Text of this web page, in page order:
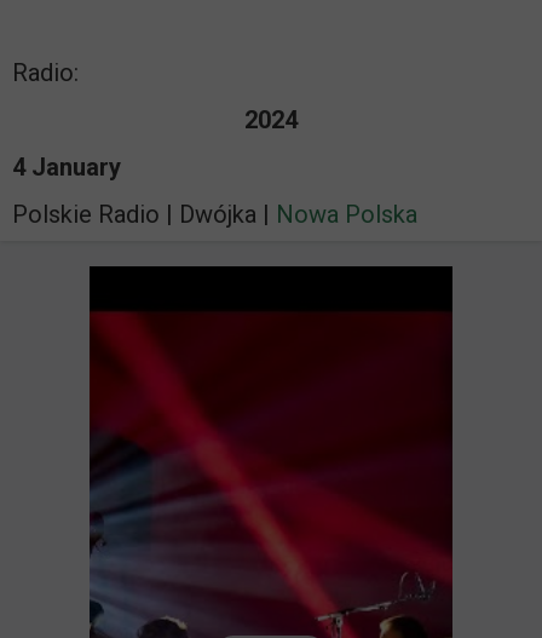
Radio:
2024
4 January
Polskie Radio | Dwójka | Nowa Polska